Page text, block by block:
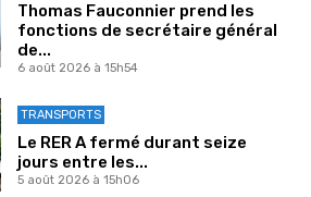
Thomas Fauconnier prend les
fonctions de secrétaire général
de...
6 août 2026 à 15h54
TRANSPORTS
Le RER A fermé durant seize
jours entre les...
5 août 2026 à 15h06